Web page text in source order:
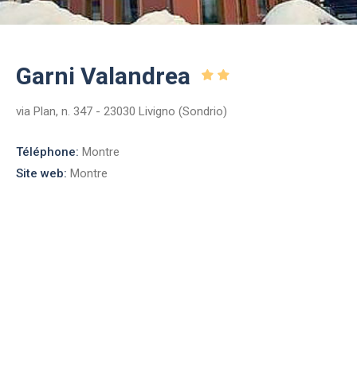
Garni Valandrea
via Plan, n. 347 - 23030 Livigno (Sondrio)
Téléphone: Montre
Site web: Montre